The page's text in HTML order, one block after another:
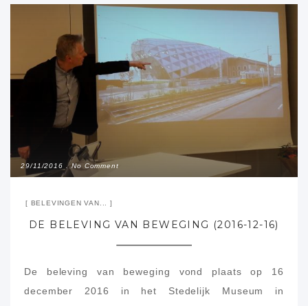
29/11/2016 No Comment
BELEVINGEN VAN...
DE BELEVING VAN BEWEGING (2016-12-16)
De beleving van beweging vond plaats op 16
december 2016 in het Stedelijk Museum in